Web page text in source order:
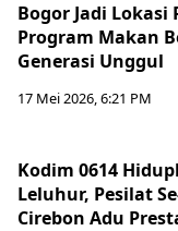
Bogor Jadi Lokasi
Program Makan
Generasi Unggul
17 Mei 2026, 6:21 PM
Kodim 0614
Leluhur, Pesilat
Cirebon Adu